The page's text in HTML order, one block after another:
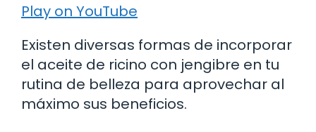
Play on YouTube
Existen diversas formas de incorporar
el aceite de ricino con jengibre en tu
rutina de belleza para aprovechar al
máximo sus beneficios.